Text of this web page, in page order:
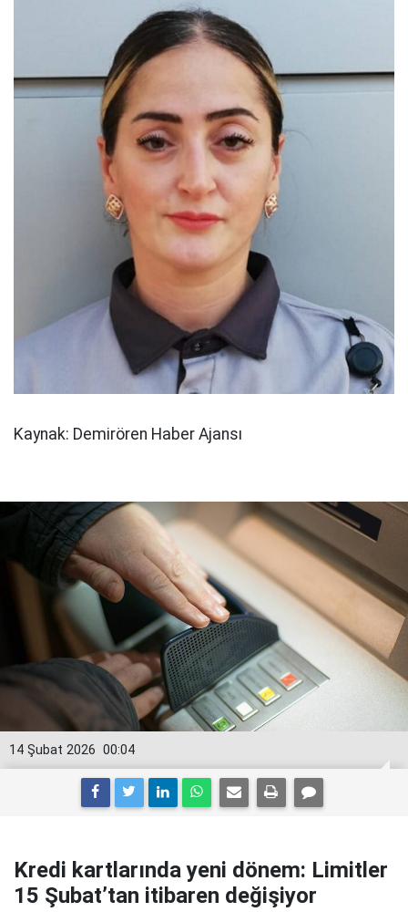
Kaynak: Demirören Haber Ajansı
00:04
14 Şubat 2026
Kredi kartlarında yeni dönem: Limitler
15 Şubat’tan itibaren değişiyor